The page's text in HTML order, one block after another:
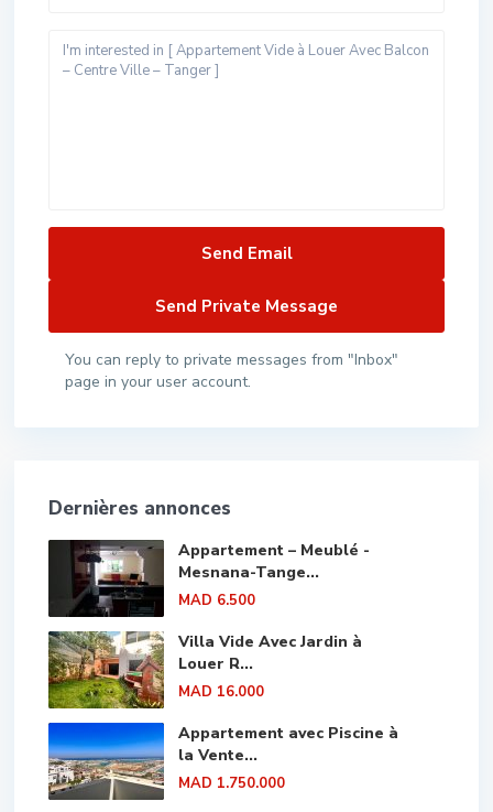
You can reply to private messages from "Inbox"
page in your user account.
Dernières annonces
Appartement – Meublé -
Mesnana-Tange...
MAD 6.500
Villa Vide Avec Jardin à
Louer R...
MAD 16.000
Appartement avec Piscine à
la Vente...
MAD 1.750.000